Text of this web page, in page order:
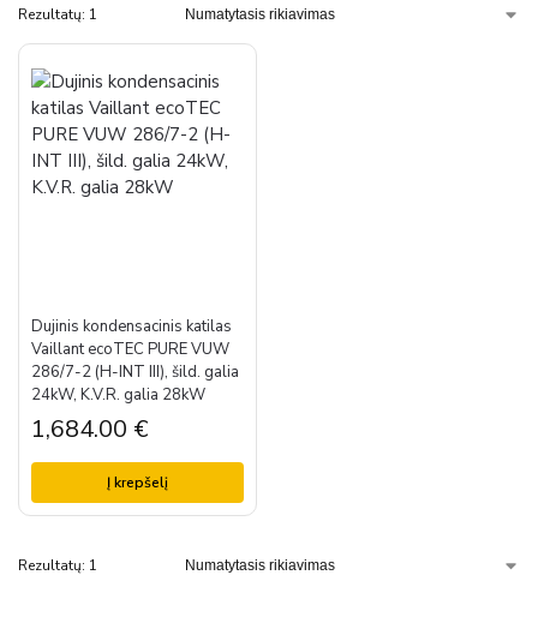
Rezultatų: 1
Dujinis kondensacinis katilas
Vaillant ecoTEC PURE VUW
286/7-2 (H-INT III), šild. galia
24kW, K.V.R. galia 28kW
1,684.00 €
Į krepšelį
Rezultatų: 1